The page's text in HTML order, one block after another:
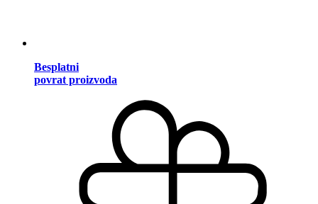
Besplatni
povrat proizvoda